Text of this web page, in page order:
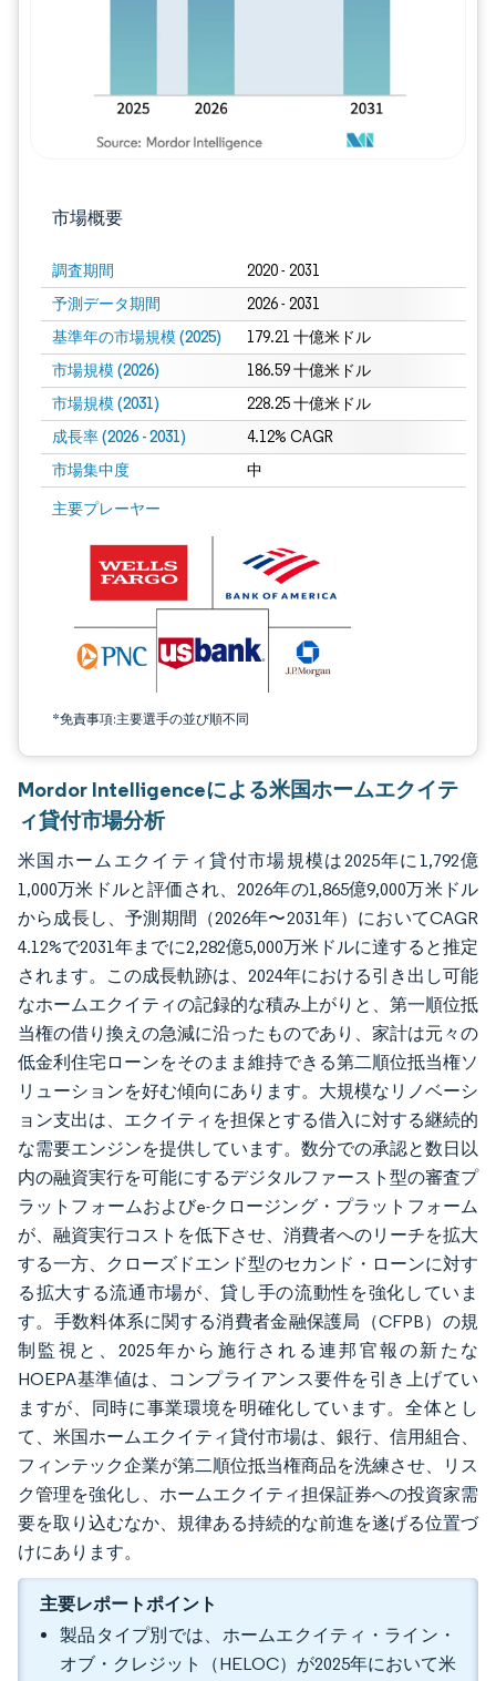
市場概要
調査期間 2020 - 2031
予測データ期間 2026 - 2031
基準年の市場規模 (2025) 179.21 十億米ドル
市場規模 (2026) 186.59 十億米ドル
市場規模 (2031) 228.25 十億米ドル
成長率 (2026 - 2031) 4.12% CAGR
市場集中度 中
主要プレーヤー
*免責事項:主要選手の並び順不同
画像 © Mordor Intelligence。再利用にはCC BY 4.0の表示が必要です。
Mordor Intelligenceによる米国ホームエクイテ
ィ貸付市場分析
米国ホームエクイティ貸付市場規模は2025年に1,792億
1,000万米ドルと評価され、2026年の1,865億9,000万米ドル
から成長し、予測期間（2026年〜2031年）においてCAGR
4.12%で2031年までに2,282億5,000万米ドルに達すると推定
されます。この成長軌跡は、2024年における引き出し可能
なホームエクイティの記録的な積み上がりと、第一順位抵
当権の借り換えの急減に沿ったものであり、家計は元々の
低金利住宅ローンをそのまま維持できる第二順位抵当権ソ
リューションを好む傾向にあります。大規模なリノベーシ
ョン支出は、エクイティを担保とする借入に対する継続的
な需要エンジンを提供しています。数分での承認と数日以
内の融資実行を可能にするデジタルファースト型の審査プ
ラットフォームおよびe-クロージング・プラットフォーム
が、融資実行コストを低下させ、消費者へのリーチを拡大
する一方、クローズドエンド型のセカンド・ローンに対す
る拡大する流通市場が、貸し手の流動性を強化していま
す。手数料体系に関する消費者金融保護局（CFPB）の規
制監視と、2025年から施行される連邦官報の新たな
HOEPA基準値は、コンプライアンス要件を引き上げてい
ますが、同時に事業環境を明確化しています。全体とし
て、米国ホームエクイティ貸付市場は、銀行、信用組合、
フィンテック企業が第二順位抵当権商品を洗練させ、リス
ク管理を強化し、ホームエクイティ担保証券への投資家需
要を取り込むなか、規律ある持続的な前進を遂げる位置づ
けにあります。
主要レポートポイント
製品タイプ別では、ホームエクイティ・ライン・
オブ・クレジット（HELOC）が2025年において米